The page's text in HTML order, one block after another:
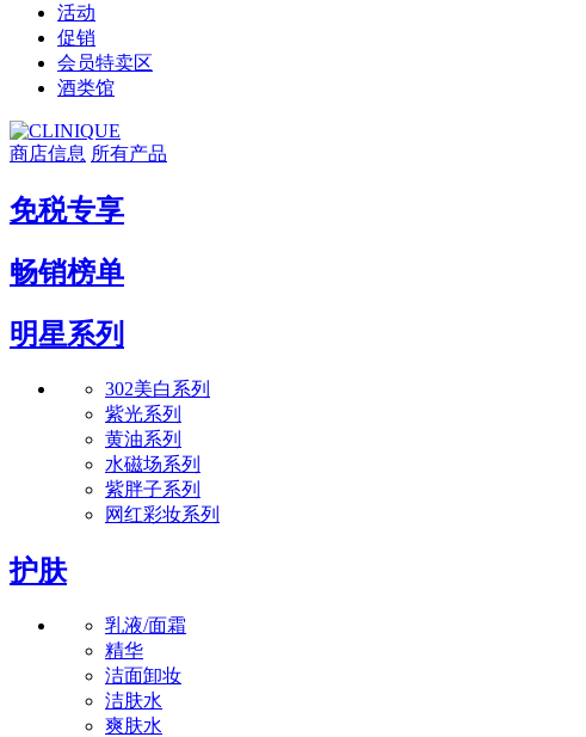
活动
促销
会员特卖区
酒类馆
商店信息 所有产品
免税专享
畅销榜单
明星系列
302美白系列​
紫光系列
黄油系列​
水磁场系列​
紫胖子系列​
网红彩妆系列
护肤
乳液/面霜
精华
洁面卸妆
洁肤水
爽肤水